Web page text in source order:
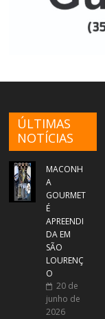
ÚLTIMAS
NOTÍCIAS
MACONH
A
GOURMET
É
APREENDI
DA EM
SÃO
LOURENÇ
O
20 de
junho de
2026